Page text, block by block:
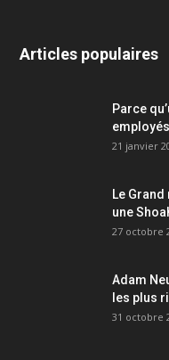
Articles populaires
Parce
21 janvier
Le
une
27 octobre
Adam
les plus
31 octobre